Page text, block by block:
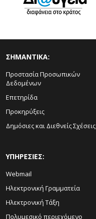
ΣΗΜΑΝΤΙΚΑ:
Προστασία Προσωπικών
Δεδομένων
Επετηρίδα
Προκηρύξεις
Δημόσιες και Διεθνείς Σχέσεις
ΥΠΗΡΕΣΙΕΣ:
Webmail
Ηλεκτρονική Γραμματεία
Ηλεκτρονική Τάξη
Πολυμεσικό περιεχόμενο